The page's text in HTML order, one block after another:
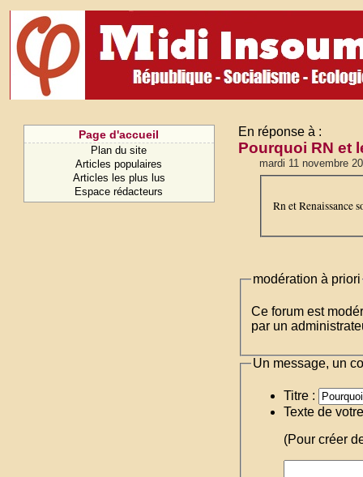
Page d'accueil
Plan du site
Articles populaires
Articles les plus lus
Espace rédacteurs
En réponse à :
Pourquoi RN et
mardi 11 novembre
Rn et Renaissance
modération à priori
Ce forum est
par un
Un message, un
Titre :
Texte de
(Pour créer